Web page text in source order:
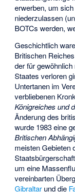
erwerben, um
niederzulassen
BOTCs werden,
Geschichtlich
Britischen
der für
Staates verloren
Untertanen im
verbliebenen
Königreiches und
Änderung des
wurde 1983 eine
Britischen
meisten Gebieten
um eine
vereinbarten
Gibraltar und die